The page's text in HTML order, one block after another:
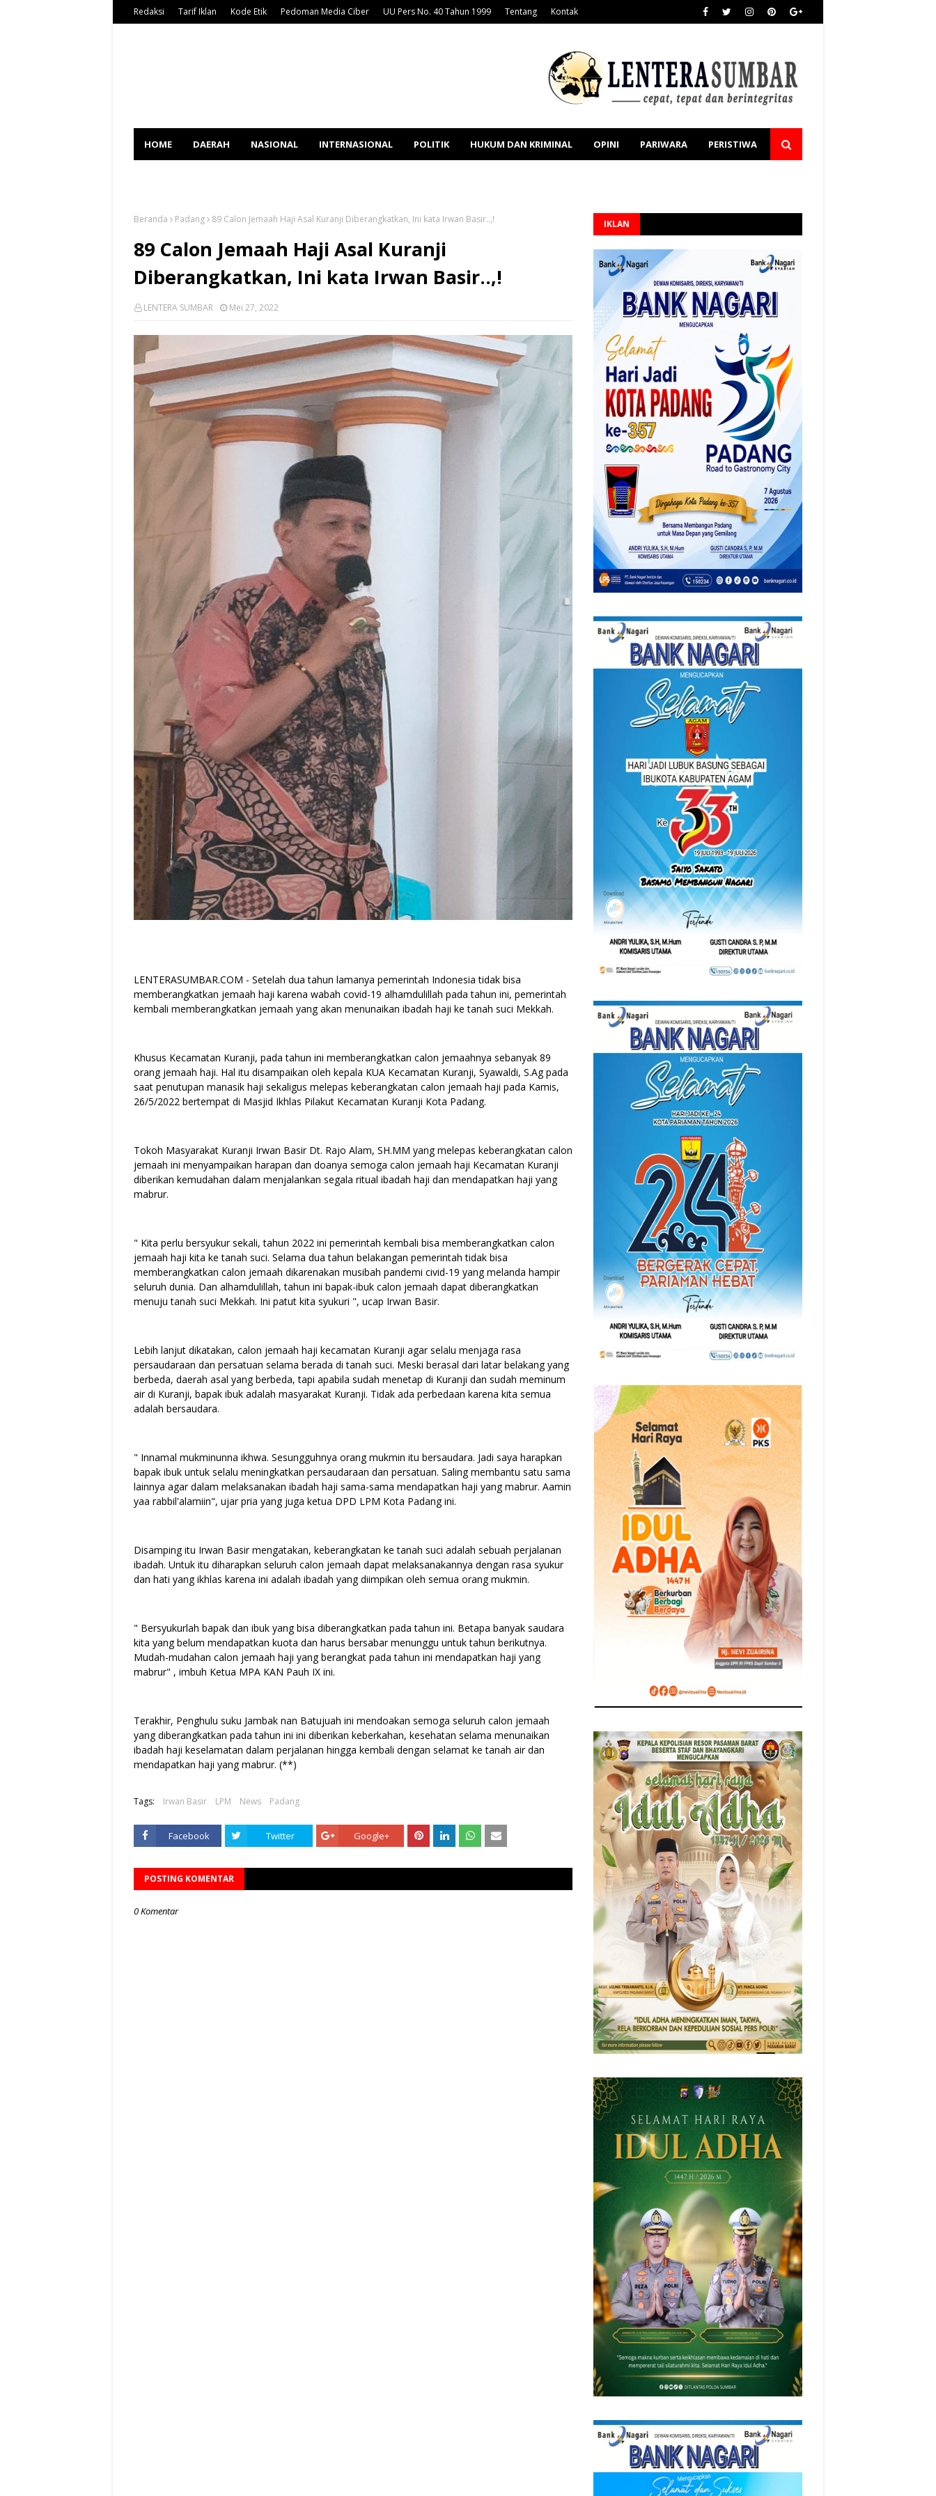
Redaksi Tarif Iklan Kode Etik Pedoman Media Ciber UU Pers No. 40 Tahun 1999 Tentang Kontak
HOME DAERAH NASIONAL INTERNASIONAL POLITIK HUKUM DAN KRIMINAL OPINI PARIWARA PERISTIWA
Beranda Padang 89 Calon Jemaah Haji Asal Kuranji Diberangkatkan, Ini kata Irwan Basir..,!
89 Calon Jemaah Haji Asal Kuranji
Diberangkatkan, Ini kata Irwan Basir..,!
LENTERA SUMBAR Mei 27, 2022
LENTERASUMBAR.COM - Setelah dua tahun lamanya pemerintah Indonesia tidak bisa
memberangkatkan jemaah haji karena wabah covid-19 alhamdulillah pada tahun ini, pemerintah
kembali memberangkatkan jemaah yang akan menunaikan ibadah haji ke tanah suci Mekkah.
Khusus Kecamatan Kuranji, pada tahun ini memberangkatkan calon jemaahnya sebanyak 89
orang jemaah haji. Hal itu disampaikan oleh kepala KUA Kecamatan Kuranji, Syawaldi, S.Ag pada
saat penutupan manasik haji sekaligus melepas keberangkatan calon jemaah haji pada Kamis,
26/5/2022 bertempat di Masjid Ikhlas Pilakut Kecamatan Kuranji Kota Padang.
Tokoh Masyarakat Kuranji Irwan Basir Dt. Rajo Alam, SH.MM yang melepas keberangkatan calon
jemaah ini menyampaikan harapan dan doanya semoga calon jemaah haji Kecamatan Kuranji
diberikan kemudahan dalam menjalankan segala ritual ibadah haji dan mendapatkan haji yang
mabrur.
" Kita perlu bersyukur sekali, tahun 2022 ini pemerintah kembali bisa memberangkatkan calon
jemaah haji kita ke tanah suci. Selama dua tahun belakangan pemerintah tidak bisa
memberangkatkan calon jemaah dikarenakan musibah pandemi civid-19 yang melanda hampir
seluruh dunia. Dan alhamdulillah, tahun ini bapak-ibuk calon jemaah dapat diberangkatkan
menuju tanah suci Mekkah. Ini patut kita syukuri ", ucap Irwan Basir.
Lebih lanjut dikatakan, calon jemaah haji kecamatan Kuranji agar selalu menjaga rasa
persaudaraan dan persatuan selama berada di tanah suci. Meski berasal dari latar belakang yang
berbeda, daerah asal yang berbeda, tapi apabila sudah menetap di Kuranji dan sudah meminum
air di Kuranji, bapak ibuk adalah masyarakat Kuranji. Tidak ada perbedaan karena kita semua
adalah bersaudara.
" Innamal mukminunna ikhwa. Sesungguhnya orang mukmin itu bersaudara. Jadi saya harapkan
bapak ibuk untuk selalu meningkatkan persaudaraan dan persatuan. Saling membantu satu sama
lainnya agar dalam melaksanakan ibadah haji sama-sama mendapatkan haji yang mabrur. Aamin
yaa rabbil'alamiin", ujar pria yang juga ketua DPD LPM Kota Padang ini.
Disamping itu Irwan Basir mengatakan, keberangkatan ke tanah suci adalah sebuah perjalanan
ibadah. Untuk itu diharapkan seluruh calon jemaah dapat melaksanakannya dengan rasa syukur
dan hati yang ikhlas karena ini adalah ibadah yang diimpikan oleh semua orang mukmin.
" Bersyukurlah bapak dan ibuk yang bisa diberangkatkan pada tahun ini. Betapa banyak saudara
kita yang belum mendapatkan kuota dan harus bersabar menunggu untuk tahun berikutnya.
Mudah-mudahan calon jemaah haji yang berangkat pada tahun ini mendapatkan haji yang
mabrur" , imbuh Ketua MPA KAN Pauh IX ini.
Terakhir, Penghulu suku Jambak nan Batujuah ini mendoakan semoga seluruh calon jemaah
yang diberangkatkan pada tahun ini ini diberikan keberkahan, kesehatan selama menunaikan
ibadah haji keselamatan dalam perjalanan hingga kembali dengan selamat ke tanah air dan
mendapatkan haji yang mabrur. (**)
Tags: Irwan Basir LPM News Padang
Facebook Twitter Google+
POSTING KOMENTAR
0 Komentar
IKLAN